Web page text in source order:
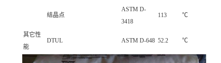
结晶点
ASTM D-
3418
113 ℃
其它性
能
DTUL ASTM D-648 52.2 ℃